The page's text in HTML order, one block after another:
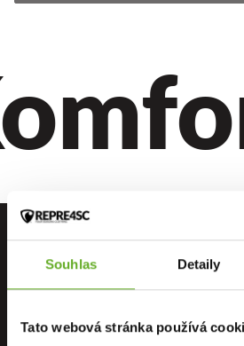
Souhlas Detaily
Tato webová stránka používá
VÝROBCE
ODBĚR